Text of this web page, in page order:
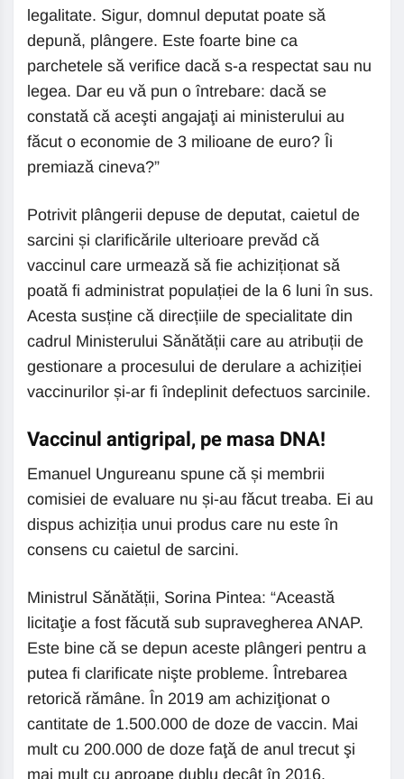
legalitate. Sigur, domnul deputat poate să
depună, plângere. Este foarte bine ca
parchetele să verifice dacă s-a respectat sau nu
legea. Dar eu vă pun o întrebare: dacă se
constată că aceşti angajaţi ai ministerului au
făcut o economie de 3 milioane de euro? Îi
premiază cineva?”
Potrivit plângerii depuse de deputat, caietul de
sarcini și clarificările ulterioare prevăd că
vaccinul care urmează să fie achiziționat să
poată fi administrat populației de la 6 luni în sus.
Acesta susține că direcțiile de specialitate din
cadrul Ministerului Sănătății care au atribuții de
gestionare a procesului de derulare a achiziției
vaccinurilor și-ar fi îndeplinit defectuos sarcinile.
Vaccinul antigripal, pe masa DNA!
Emanuel Ungureanu spune că și membrii
comisiei de evaluare nu și-au făcut treaba. Ei au
dispus achiziția unui produs care nu este în
consens cu caietul de sarcini.
Ministrul Sănătății, Sorina Pintea: “Această
licitaţie a fost făcută sub supravegherea ANAP.
Este bine că se depun aceste plângeri pentru a
putea fi clarificate nişte probleme. Întrebarea
retorică rămâne. În 2019 am achiziţionat o
cantitate de 1.500.000 de doze de vaccin. Mai
mult cu 200.000 de doze faţă de anul trecut şi
mai mult cu aproape dublu decât în 2016.